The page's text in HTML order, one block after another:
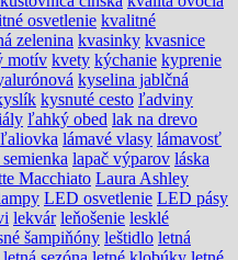
osvetlenie kvalitné
zelenina kvasinky kvasnice
motív kvety kýchanie kyprenie
kyselina jablčná
kysnuté cesto ľadviny
ľahký obed lak na drevo
ľaliovka lámavé vlasy lámavosť
lapač výparov láska
Macchiato Laura Ashley
LED osvetlenie LED pásy
lekvár leňošenie lesklé
šampiňóny leštidlo letná